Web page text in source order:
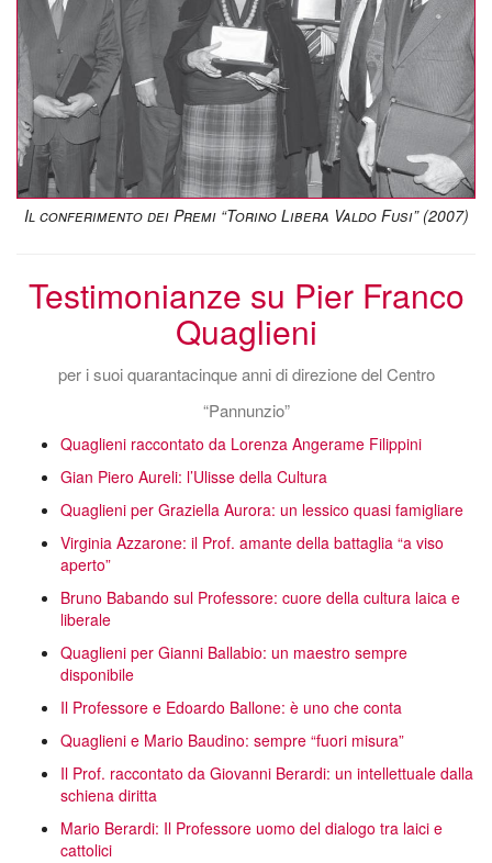
Il conferimento dei Premi “Torino Libera Valdo Fusi” (2007)
Testimonianze su Pier Franco
Quaglieni
per i suoi quarantacinque anni di direzione del Centro
“Pannunzio”
Quaglieni raccontato da Lorenza Angerame Filippini
Gian Piero Aureli: l’Ulisse della Cultura
Quaglieni per Graziella Aurora: un lessico quasi famigliare
Virginia Azzarone: il Prof. amante della battaglia “a viso
aperto”
Bruno Babando sul Professore: cuore della cultura laica e
liberale
Quaglieni per Gianni Ballabio: un maestro sempre
disponibile
Il Professore e Edoardo Ballone: è uno che conta
Quaglieni e Mario Baudino: sempre “fuori misura”
Il Prof. raccontato da Giovanni Berardi: un intellettuale dalla
schiena diritta
Mario Berardi: Il Professore uomo del dialogo tra laici e
cattolici